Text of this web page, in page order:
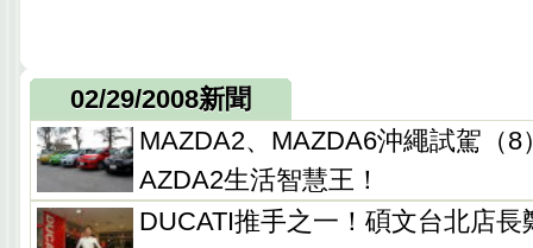
02/29/2008新聞
MAZDA2、MAZDA6沖繩試駕（
AZDA2生活智慧王！
DUCATI推手之一！碩文台北店長